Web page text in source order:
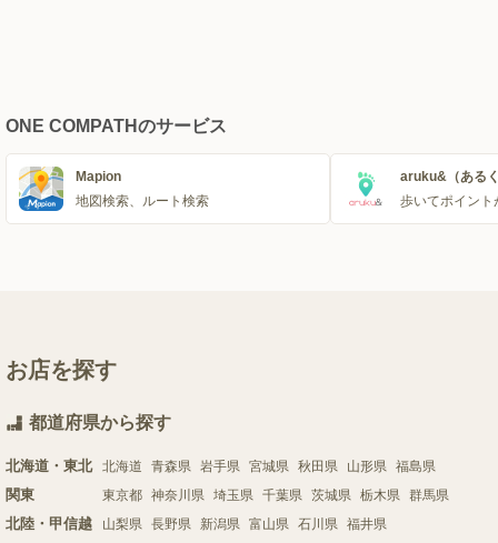
ONE COMPATHのサービス
Mapion
地図検索、ルート検索
aruku&（ある
歩いてポイント
お店を探す
都道府県から探す
北海道・東北 北海道 青森県 岩手県 宮城県 秋田県 山形県 福島県
関東 東京都 神奈川県 埼玉県 千葉県 茨城県 栃木県 群馬県
北陸・甲信越 山梨県 長野県 新潟県 富山県 石川県 福井県